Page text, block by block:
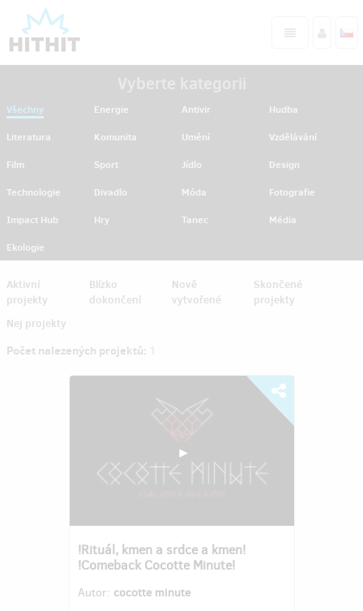
Všechny Energie Antivir
Hudba
Literatura
Komunita Umění
Vzdělávání
Film
Sport Jídlo
Design
Technologie
Divadlo Móda
Fotografie
Impact Hub
Hry Tanec
Média
Ekologie
Aktivní
projekty
Blízko
dokončení
Nově
vytvořené
Skončené
projekty
Nej projekty
Počet nalezených projektů: 1
!Rituál, kmen a srdce a kmen!
!Comeback Cocotte Minute!
Autor: cocotte minute